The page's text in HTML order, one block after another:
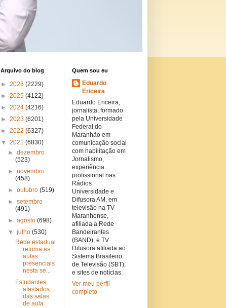
Arquivo do blog
► 2026 (2229)
► 2025 (4122)
► 2024 (4216)
► 2023 (6201)
► 2022 (6327)
▼ 2021 (6830)
► dezembro
(523)
► novembro
(458)
► outubro (519)
► setembro
(491)
► agosto (698)
▼ julho (530)
Rede estadual
retoma as
aulas
presenciais
nesta se...
Estudantes
afastados
das salas
de aula
Quem sou eu
Eduardo
Ericeira
Eduardo Ericeira,
jornalista, formado
pela Universidade
Federal do
Maranhão em
comunicação social
com habilitação em
Jornalismo,
experiência
profissional nas
Rádios
Universidade e
Difusora AM, em
televisão na TV
Maranhense,
afiliada a Rede
Bandeirantes
(BAND), e TV
Difusora afiliada ao
Sistema Brasileiro
de Televisão (SBT),
e sites de notícias.
Ver meu perfil
completo